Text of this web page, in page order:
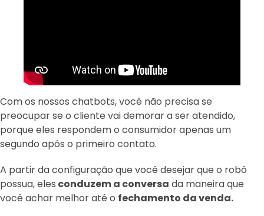
Com os nossos chatbots, você não precisa se
preocupar se o cliente vai demorar a ser atendido,
porque eles respondem o consumidor apenas um
segundo após o primeiro contato.
A partir da configuração que você desejar que o robô
possua, eles conduzem a conversa da maneira que
você achar melhor até o fechamento da venda.